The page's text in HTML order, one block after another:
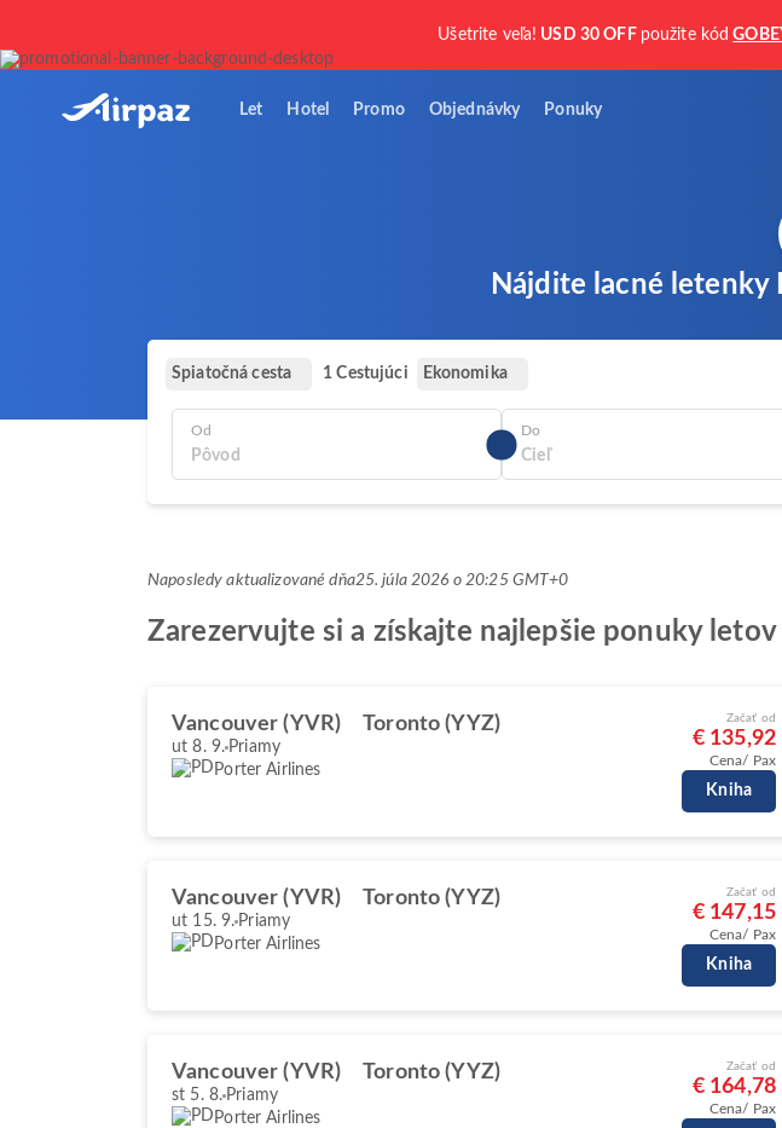
Ušetrite veľa! USD 30 OFF použite kód
Let Hotel Promo Objednávky Ponuky
Nájdite lacné letenky
Spiatočná cesta 1 Cestujúci Ekonomika
Od Do
Naposledy aktualizované dňa25. júla 2026 o 20:25 GMT+0
Zarezervujte si a získajte najlepšie ponuky
Vancouver (YVR) Toronto (YYZ)
ut 8. 9. Priamy
Porter Airlines
Začať od
€ 135,92
Cena/ Pax
Kniha
Vancouver (YVR) Toronto (YYZ)
ut 15. 9. Priamy
Porter Airlines
Začať od
€ 147,15
Cena/ Pax
Kniha
Vancouver (YVR) Toronto (YYZ)
st 5. 8. Priamy
Porter Airlines
Začať od
€ 164,78
Cena/ Pax